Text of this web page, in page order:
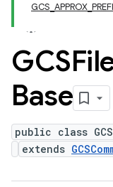
Base
public class
extends